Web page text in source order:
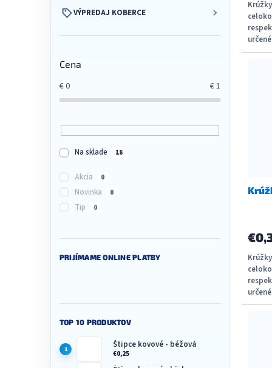
VÝPREDAJ KOBERCE
Cena
€0 €1
Na sklade 18
Akcia 0
Novinka 0
Tip 0
PRIJÍMAME ONLINE PLATBY
TOP 10 PRODUKTOV
Štipce kovové - béžová
€0,25